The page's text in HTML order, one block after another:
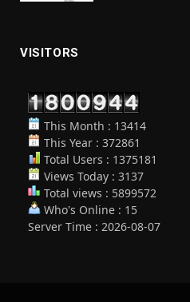
VISITORS
This Month : 13414
This Year : 372861
Total Users : 1375181
Views Today : 3137
Total views : 5899572
Who's Online : 15
Server Time : 2026-08-07